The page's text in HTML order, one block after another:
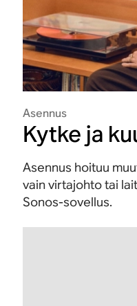
Asennus
Kytke ja
Asennus hoituu
vain virtajohto tai
Sonos-sovellus.